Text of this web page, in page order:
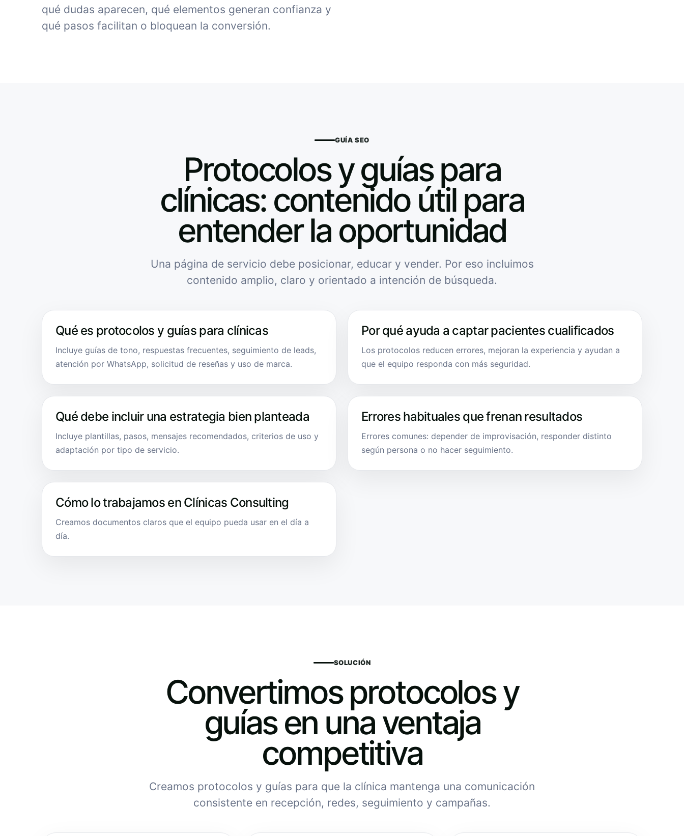
qué dudas aparecen, qué elementos generan confianza y
qué pasos facilitan o bloquean la conversión.
GUÍA SEO
Protocolos y guías para
clínicas: contenido útil para
entender la oportunidad
Una página de servicio debe posicionar, educar y vender. Por eso incluimos
contenido amplio, claro y orientado a intención de búsqueda.
Qué es protocolos y guías para clínicas
Incluye guías de tono, respuestas frecuentes, seguimiento de leads,
atención por WhatsApp, solicitud de reseñas y uso de marca.
Por qué ayuda a captar pacientes cualificados
Los protocolos reducen errores, mejoran la experiencia y ayudan a
que el equipo responda con más seguridad.
Qué debe incluir una estrategia bien planteada
Incluye plantillas, pasos, mensajes recomendados, criterios de uso y
adaptación por tipo de servicio.
Errores habituales que frenan resultados
Errores comunes: depender de improvisación, responder distinto
según persona o no hacer seguimiento.
Cómo lo trabajamos en Clínicas Consulting
Creamos documentos claros que el equipo pueda usar en el día a
día.
SOLUCIÓN
Convertimos protocolos y
guías en una ventaja
competitiva
Creamos protocolos y guías para que la clínica mantenga una comunicación
consistente en recepción, redes, seguimiento y campañas.